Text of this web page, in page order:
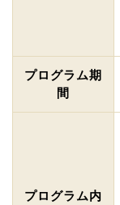
プログラム期
間
プログラム内